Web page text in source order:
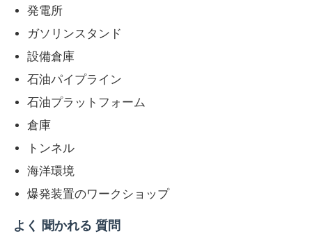
発電所
ガソリンスタンド
設備倉庫
石油パイプライン
石油プラットフォーム
倉庫
トンネル
海洋環境
爆発装置のワークショップ
よく 聞かれる 質問